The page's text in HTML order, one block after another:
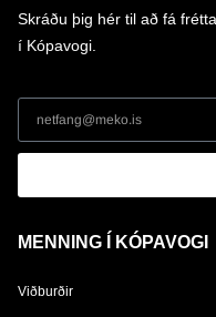
Skráðu þig hér til að fá
í Kópavogi.
MENNING Í KÓPAVOGI
Viðburðir